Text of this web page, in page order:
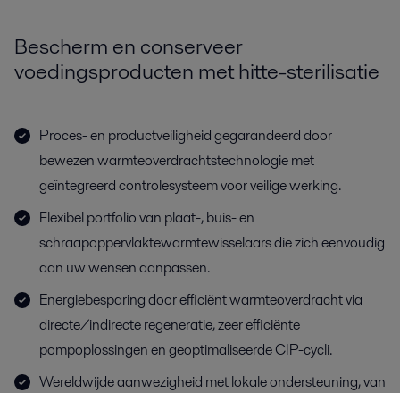
Bescherm en conserveer
voedingsproducten met hitte-sterilisatie
Proces- en productveiligheid gegarandeerd door
bewezen warmteoverdrachtstechnologie met
geïntegreerd controlesysteem voor veilige werking.
Flexibel portfolio van plaat-, buis- en
schraapoppervlaktewarmtewisselaars die zich eenvoudig
aan uw wensen aanpassen.
Energiebesparing door efficiënt warmteoverdracht via
directe/indirecte regeneratie, zeer efficiënte
pompoplossingen en geoptimaliseerde CIP-cycli.
Wereldwijde aanwezigheid met lokale ondersteuning, van